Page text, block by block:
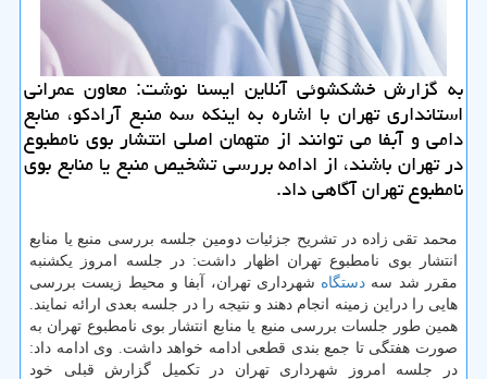
به گزارش خشكشوئی آنلاین ایسنا نوشت: معاون عمرانی
استانداری تهران با اشاره به اینكه سه منبع آرادكو، منابع
دامی و آبفا می توانند از متهمان اصلی انتشار بوی نامطبوع
در تهران باشند، از ادامه بررسی تشخیص منبع یا منابع بوی
نامطبوع تهران آگاهی داد.
محمد تقی زاده در تشریح جزئیات دومین جلسه بررسی منبع یا منابع
انتشار بوی نامطبوع تهران اظهار داشت: در جلسه امروز یكشنبه
مقرر شد سه دستگاه شهرداری تهران، آبفا و محیط زیست بررسی
هایی را دراین زمینه انجام دهند و نتیجه را در جلسه بعدی ارائه نمایند.
همین طور جلسات بررسی منبع یا منابع انتشار بوی نامطبوع تهران به
صورت هفتگی تا جمع بندی قطعی ادامه خواهد داشت. وی ادامه داد:
در جلسه امروز شهرداری تهران در تكمیل گزارش قبلی خود